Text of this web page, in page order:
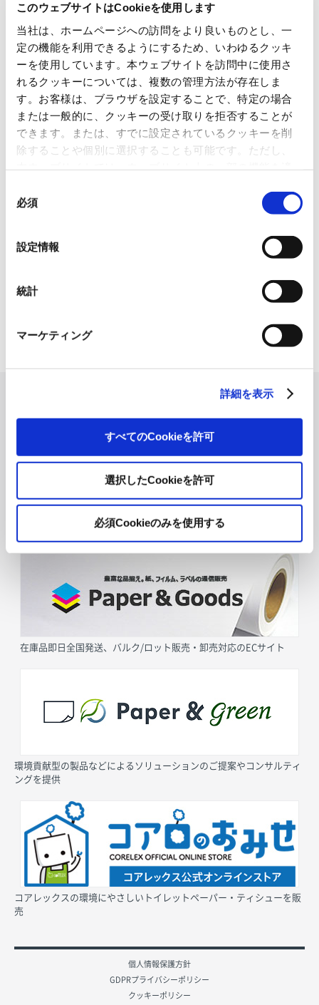
このウェブサイトはCookieを使用します
当社は、ホームページへの訪問をより良いものとし、一
定の機能を利用できるようにするため、いわゆるクッキ
ーを使用しています。本ウェブサイトを訪問中に使用さ
れるクッキーについては、複数の管理方法が存在しま
す。お客様は、ブラウザを設定することで、特定の場合
または一般的に、クッキーの受け取りを拒否することが
できます。または、すでに設定されているクッキーを削
除することや個別に選択することも可能です。ただし、
いるので、ご注意ください。これらのクッキーが受け入
れられない場合、本ウェブサイトの機能が制限される場
必須
設定情報
統計
マーケティング
詳細を表示
すべてのCookieを許可
選択したCookieを許可
必須Cookieのみを使用する
OVOL LOOP
グループ紹介映像【日本語版】
動画
1845年の創業以来の歩み、グループが展開する5つの事業領域...
化粧品・健康食品メーカーの株式会社ファンケル（以下、「ファ
「周南 蚤の市2026 ×周南本屋通
日本紙パルプ商事は、2026年5月30日および31日に山口県...
在庫品即日全国発送、バルク/ロット販売・卸売対応のECサイト
環境貢献型の製品などによるソリューションのご提案やコンサルティ
ングを提供
コアレックスの環境にやさしいトイレットペーパー・ティシューを販
売
個人情報保護方針
GDPRプライバシーポリシー
クッキーポリシー